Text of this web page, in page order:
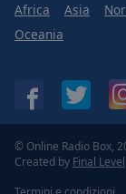
Africa Asia
Oceania
© Online Radio Box,
Created by Final Level